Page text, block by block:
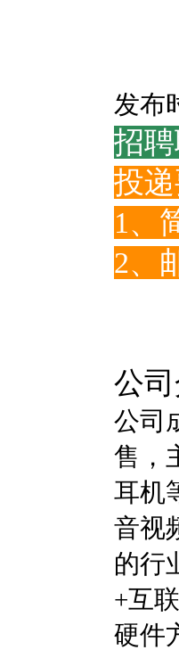
发布
招
投递
1、
2、
公司
公司
售，
耳机
音视
的行
+互
硬件